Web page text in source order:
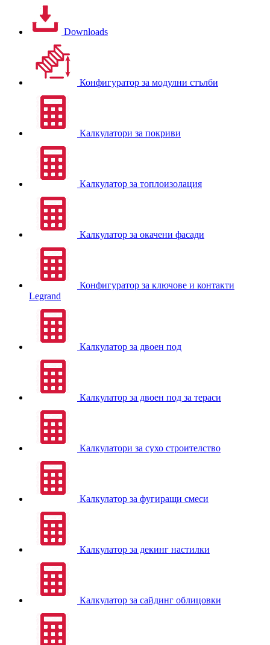
Downloads
Конфигуратор за модулни стълби
Калкулатори за покриви
Калкулатор за топлоизолация
Калкулатор за окачени фасади
Конфигуратор за ключове и контакти
Legrand
Калкулатор за двоен под
Калкулатор за двоен под за тераси
Калкулатори за сухо строителство
Калкулатор за фугиращи смеси
Калкулатор за декинг настилки
Калкулатор за сайдинг облицовки